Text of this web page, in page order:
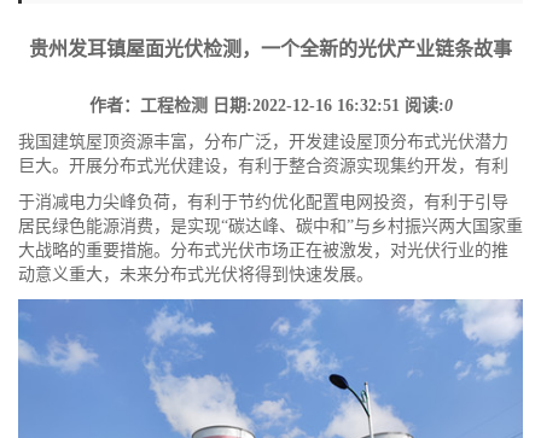
贵州发耳镇屋面光伏检测，一个全新的光伏产业链条故事
作者：工程检测 日期:2022-12-16 16:32:51 阅读:0
我国建筑屋顶资源丰富，分布广泛，开发建设屋顶分布式光伏潜力
巨大。开展分布式光伏建设，有利于整合资源实现集约开发，有利
于消减电力尖峰负荷，有利于节约优化配置电网投资，有利于引导
居民绿色能源消费，是实现“碳达峰、碳中和”与乡村振兴两大国家重
大战略的重要措施。分布式光伏市场正在被激发，对光伏行业的推
动意义重大，未来分布式光伏将得到快速发展。